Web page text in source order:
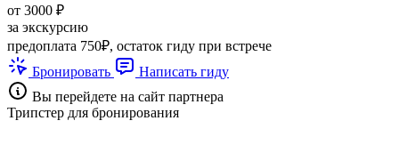
от 3000 ₽
за экскурсию
предоплата 750₽, остаток гиду при встрече
Бронировать
Написать гиду
Вы перейдете на сайт партнера
Трипстер для бронирования